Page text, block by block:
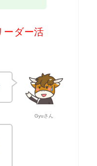
ーダー活
Gyuさん